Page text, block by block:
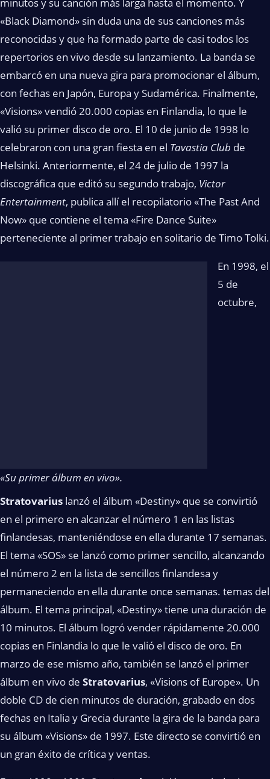
«Black Diamond» sin duda una de sus canciones más
reconocidas y que ha formado parte de casi todos los
repertorios en vivo desde su lanzamiento. La banda se
embarcó en una nueva gira para promocionar el álbum,
con fechas en Japón, Europa y Sudamérica. Finalmente,
«Visions» vendió 20.000 copias en Finlandia, lo que le
valió su primer disco de oro. El 10 de junio de 1998 lo
celebraron con una gran fiesta en el Tavastia Club de
Helsinki. Anteriormente, el 24 de julio de 1997 la
discográfica que editó su segundo trabajo, Victor
Entertainment, publica allí el recopilatorio «The Past And
Now» que contiene el tema «Fire Dance Suite»
perteneciente al primer trabajo en solitario de Timo Tolki.
«Su primer álbum en vivo».
En 1998, el
5 de
octubre,
Stratovarius lanzó el álbum «Destiny» que se convirtió
en el primero en alcanzar el número 1 en las listas
finlandesas, manteniéndose en ella durante 17 semanas.
El tema «SOS» se lanzó como primer sencillo, alcanzando
el número 2 en la lista de sencillos finlandesa y
permaneciendo en ella durante once semanas. temas del
álbum. El tema principal, «Destiny» tiene una duración de
10 minutos. El álbum logró vender rápidamente 20.000
copias en Finlandia lo que le valió el disco de oro. En
marzo de ese mismo año, también se lanzó el primer
álbum en vivo de Stratovarius, «Visions of Europe». Un
doble CD de cien minutos de duración, grabado en dos
fechas en Italia y Grecia durante la gira de la banda para
su álbum «Visions» de 1997. Este directo se convirtió en
un gran éxito de crítica y ventas.